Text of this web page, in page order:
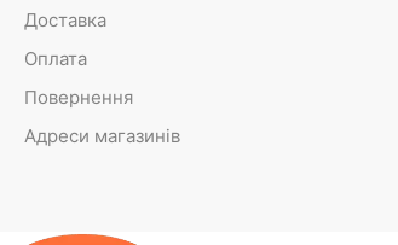
Доставка
Оплата
Повернення
Адреси магазинів